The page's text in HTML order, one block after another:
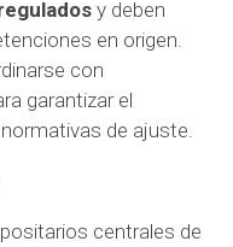
y deben
en origen.
con
garantizar el
de ajuste.
centrales de